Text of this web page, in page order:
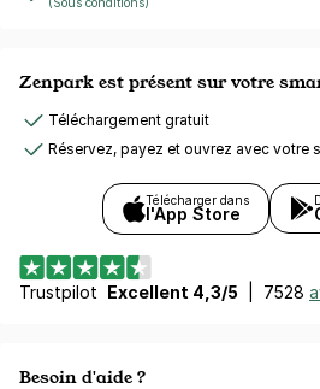
Zenpark est présent sur votre
Téléchargement gratuit
Réservez, payez et ouvrez avec votre
Télécharger dans
l'App Store
Trustpilot Excellent 4,3/5 7528
Besoin d'aide ?